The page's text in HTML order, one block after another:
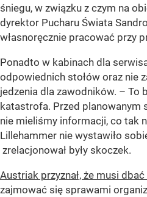
śniegu, w związku z czym na
dyrektor Pucharu Świata
własnoręcznie pracować przy
Ponadto w kabinach dla
odpowiednich stołów oraz nie
jedzenia dla zawodników. – To
katastrofa. Przed planowanym
nie mieliśmy informacji, co tak
Lillehammer nie wystawiło
zrelacjonował były skoczek.
Austriak przyznał, że musi
zajmować się sprawami